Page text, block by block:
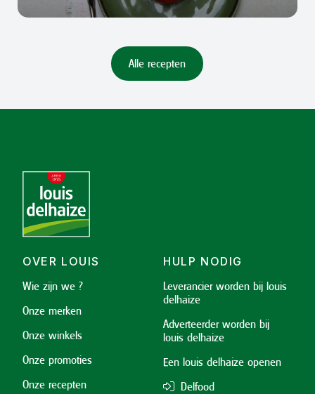
Alle recepten
OVER LOUIS
Wie zijn we ?
Onze merken
Onze winkels
Onze promoties
Onze recepten
HULP NODIG
Leverancier worden bij louis
delhaize
Adverteerder worden bij
louis delhaize
Een louis delhaize openen
Delfood